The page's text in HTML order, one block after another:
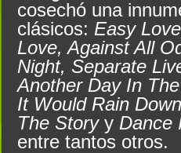
cosechó una
clásicos: Easy
Love, Against All
Night, Separate
Another Day In
It Would Rain
The Storyy Dance
entre tantos otros.